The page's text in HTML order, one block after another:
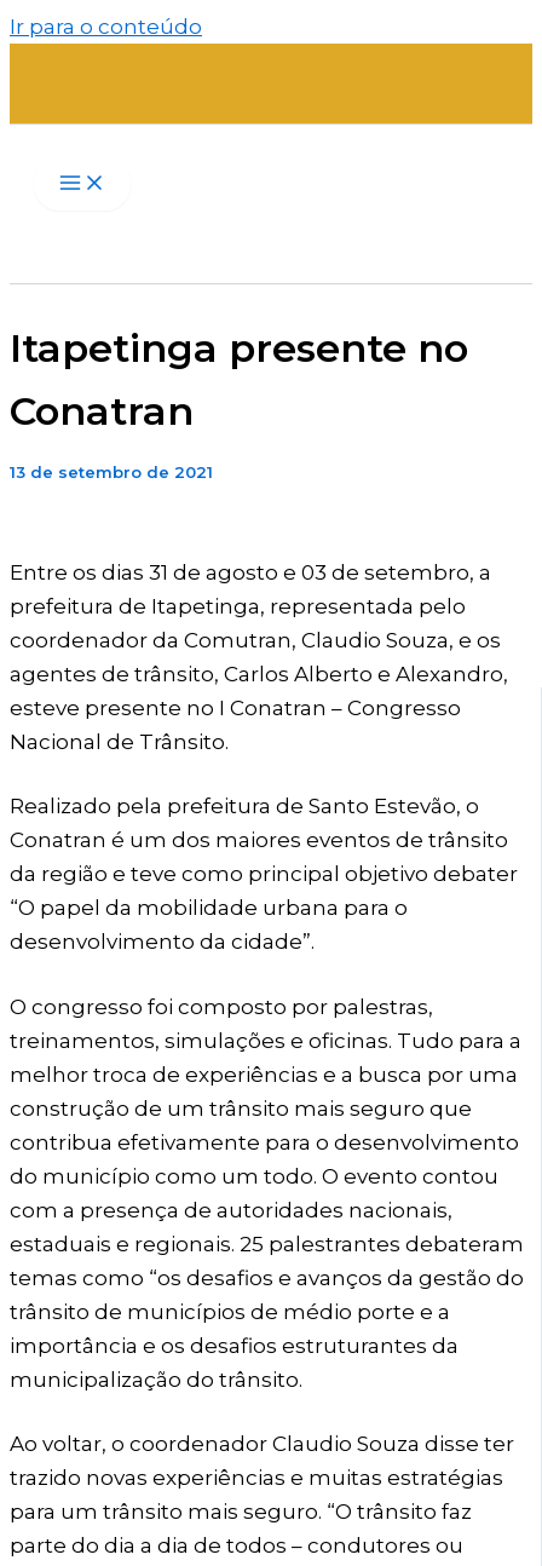
Ir para o conteúdo
Itapetinga presente no
Conatran
13 de setembro de 2021
Entre os dias 31 de agosto e 03 de setembro, a
prefeitura de Itapetinga, representada pelo
coordenador da Comutran, Claudio Souza, e os
agentes de trânsito, Carlos Alberto e Alexandro,
esteve presente no I Conatran – Congresso
Nacional de Trânsito.
Realizado pela prefeitura de Santo Estevão, o
Conatran é um dos maiores eventos de trânsito
da região e teve como principal objetivo debater
“O papel da mobilidade urbana para o
desenvolvimento da cidade”.
O congresso foi composto por palestras,
treinamentos, simulações e oficinas. Tudo para a
melhor troca de experiências e a busca por uma
construção de um trânsito mais seguro que
contribua efetivamente para o desenvolvimento
do município como um todo. O evento contou
com a presença de autoridades nacionais,
estaduais e regionais. 25 palestrantes debateram
temas como “os desafios e avanços da gestão do
trânsito de municípios de médio porte e a
importância e os desafios estruturantes da
municipalização do trânsito.
Ao voltar, o coordenador Claudio Souza disse ter
trazido novas experiências e muitas estratégias
para um trânsito mais seguro. “O trânsito faz
parte do dia a dia de todos – condutores ou